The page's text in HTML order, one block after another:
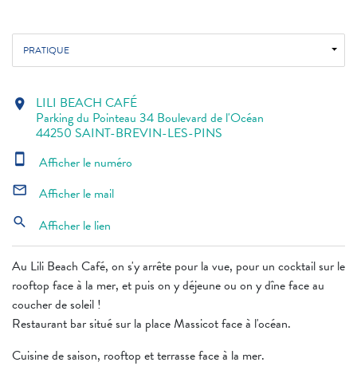
PRATIQUE
Au Lili Beach Café, on s'y arrête pour la vue, pour un cocktail sur le
rooftop face à la mer, et puis on y déjeune ou on y dîne face au
coucher de soleil !
Restaurant bar situé sur la place Massicot face à l'océan.
Cuisine de saison, rooftop et terrasse face à la mer.
location_on LILI BEACH CAFÉ
Parking du Pointeau 34 Boulevard de l'Océan
44250 SAINT-BREVIN-LES-PINS
smartphone Afficher le numéro
mail_outline Afficher le mail
search Afficher le lien